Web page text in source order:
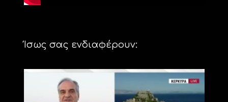
Ίσως σας ενδιαφέρουν: